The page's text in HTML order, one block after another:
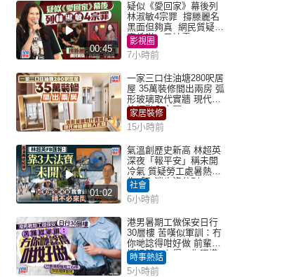
00:45
疑似《愛回家》幕後列
林淑敏4宗罪 撐滕麗名
黑面但夠真 網民質疑：
真係咁一早被雪
影視圈
7小時前
一家三口住油塘280呎居
屋 35萬裝修間出兩房 弧
形玻璃取代實牆 現代神
枱櫃融入玄關
家居裝修
15小時前
01:02
氣溫創歷史新高 林超英
深夜「報平安」稱未開
冷氣 質疑勞工處暑熱警
告「取消也沒分別」
社會
6小時前
港男暑期工做保安日行
30層樓 苦嘆似軍訓：冇
你哋諗得咁好做 前輩傳
授搵筍工心得：你唔識
揀盤啫｜Juicy叮
時事熱話
5小時前